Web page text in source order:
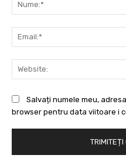
Salvați numele meu,
browser pentru data viitoare i